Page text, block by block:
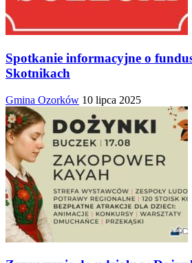
Spotkanie informacyjne o
Skotnikach
Gmina Ozorków 10 lipca 2025